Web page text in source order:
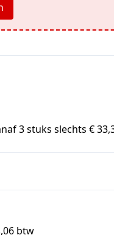
3 stuks slechts €
btw